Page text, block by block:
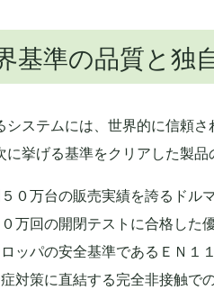
基準の品質と独
システムには、世界的に信頼
に挙げる基準をクリアした製品
０万台の販売実績を誇るドル
０万回の開閉テストに合格した
ッパの安全基準であるＥＮ１
対策に直結する完全非接触で